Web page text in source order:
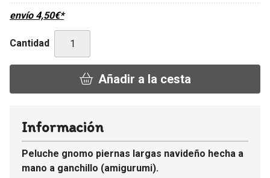
envío 4,50€*
Cantidad
Añadir a la cesta
Información
Peluche gnomo piernas largas navideño hecha a
mano a ganchillo (amigurumi).